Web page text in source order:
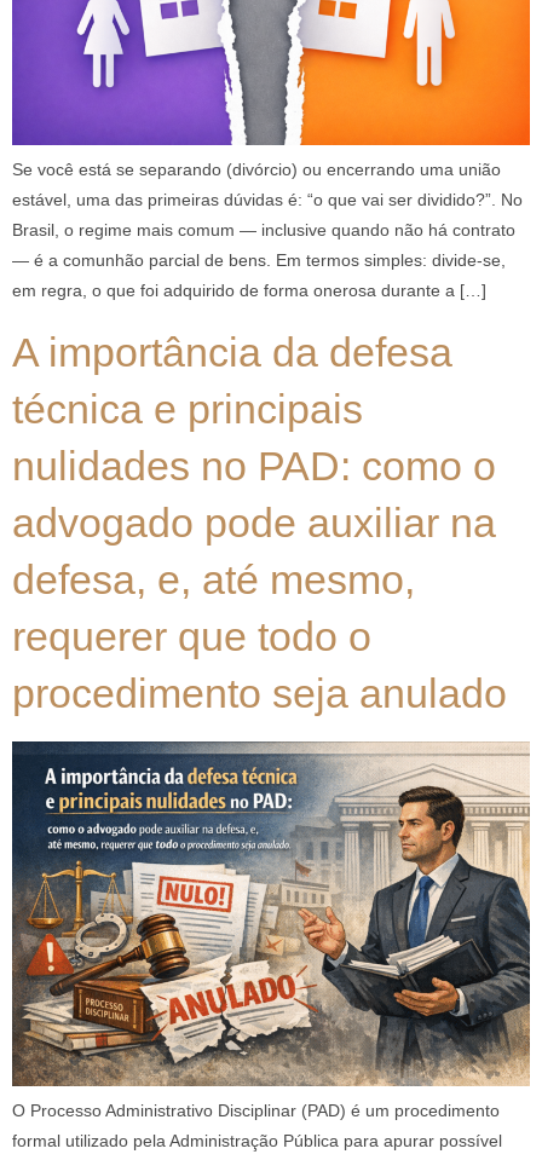
Se você está se separando (divórcio) ou encerrando uma união
estável, uma das primeiras dúvidas é: “o que vai ser dividido?”. No
Brasil, o regime mais comum — inclusive quando não há contrato
— é a comunhão parcial de bens. Em termos simples: divide-se,
em regra, o que foi adquirido de forma onerosa durante a […]
A importância da defesa
técnica e principais
nulidades no PAD: como o
advogado pode auxiliar na
defesa, e, até mesmo,
requerer que todo o
procedimento seja anulado
O Processo Administrativo Disciplinar (PAD) é um procedimento
formal utilizado pela Administração Pública para apurar possível